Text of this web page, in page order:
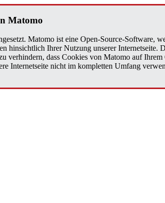
Matomo
Matomo ist eine Open-Source-Software,
hinsichtlich Ihrer Nutzung unserer
verhindern, dass Cookies von Matomo auf
Internetseite nicht im kompletten Umfang